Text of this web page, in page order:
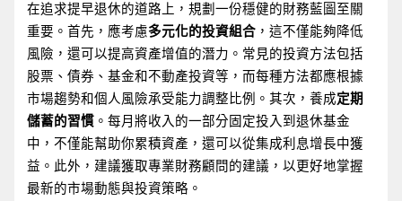
在追求提早退休的道路上，規劃一份穩健的財務藍圖至關
重要。首先，應考慮多元化的投資組合 ，這不僅能夠降低
風險，還可以提高資產增值的潛力。常見的投資方法包括
股票、債券、基金和不動產投資等，而每種方法都應根據
市場趨勢和個人風險承受能力調整比例。其次，養成定期
儲蓄的習慣 。每月將收入的一部分固定投入到退休基金
中，不僅能幫助你累積資產，還可以從集成利息增長中獲
益。此外，建議獲取專業財務顧問的建議，以更好地掌握
最新的市場動態與投資策略。